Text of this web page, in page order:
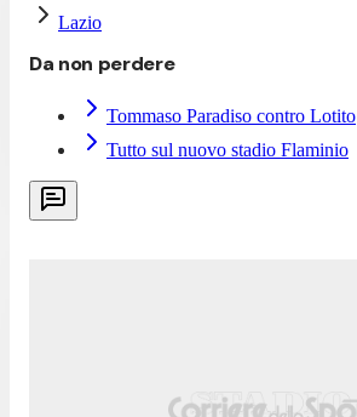
Lazio
Da non perdere
Tommaso Paradiso contro Lotito
Tutto sul nuovo stadio Flaminio